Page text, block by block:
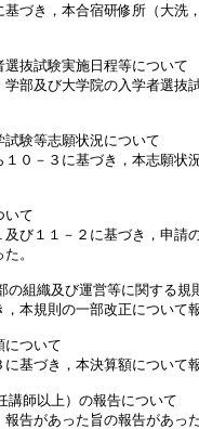
づき，本合宿研修所（大洗
選抜試験実施日程等について
部及び大学院の入学者選抜
試験等志願状況について
０－３に基づき，本志願状
について
び１１－２に基づき，申請
。
大学技術部の組
規則の一部改正について報
算額について
づき，本決算額について報
講師以上）の報告について
があった旨の報告があった